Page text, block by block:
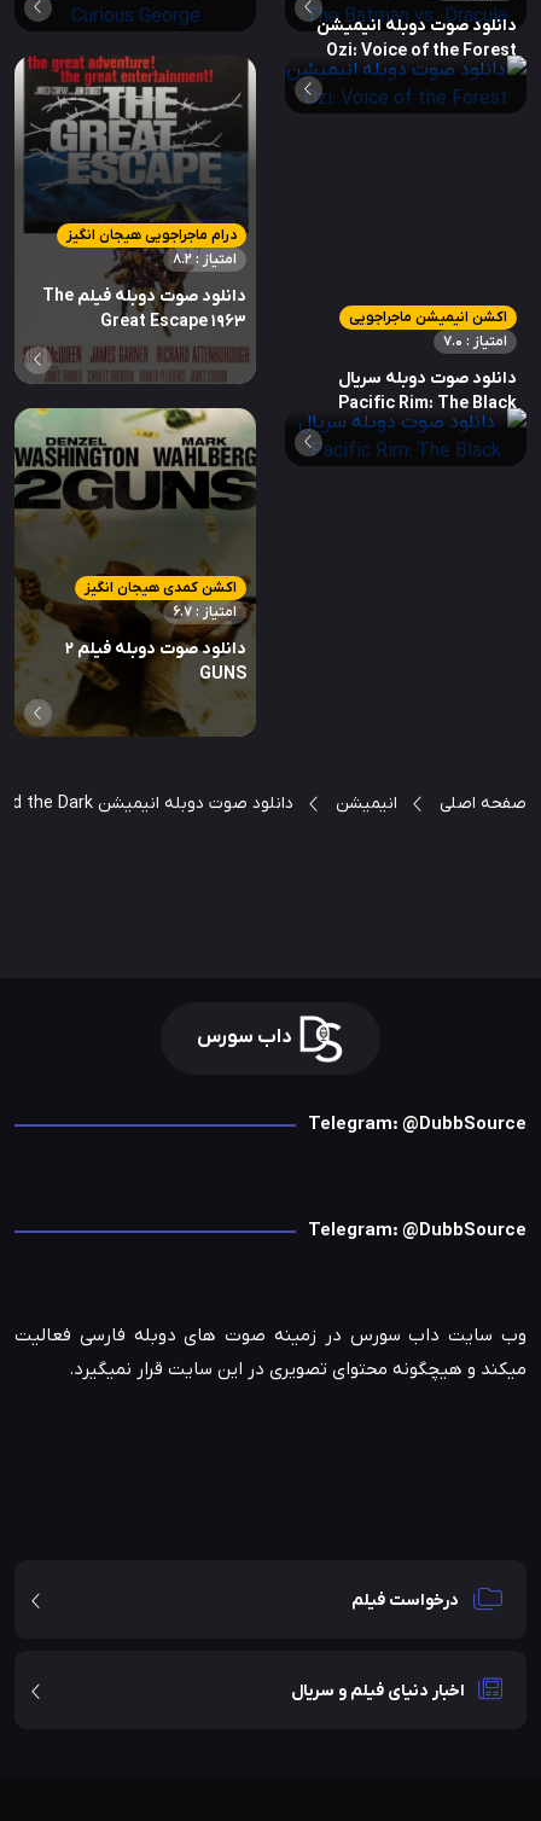
دانلود صوت دوبله انیمیشن
Ozi: Voice of the Forest
درام ماجراجویی هیجان انگیز
امتیاز : 8.2
دانلود صوت دوبله فیلم The
Great Escape 1963
اکشن انیمیشن ماجراجویی
امتیاز : 7.0
دانلود صوت دوبله سریال
Pacific Rim: The Black
اکشن کمدی هیجان انگیز
امتیاز : 6.7
دانلود صوت دوبله فیلم 2
GUNS
صفحه اصلی انیمیشن دانلود صوت دوبله انیمیشن Orion and the Dark
داب سورس
Telegram: @DubbSource
Telegram: @DubbSource
وب سایت داب سورس در زمینه صوت های دوبله فارسی فعالیت
میکند و هیچگونه محتوای تصویری در این سایت قرار نمیگیرد.
درخواست فیلم
اخبار دنیای فیلم و سریال